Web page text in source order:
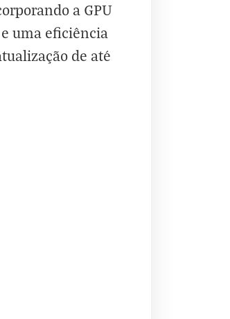
a GPU
uma eficiência
de até